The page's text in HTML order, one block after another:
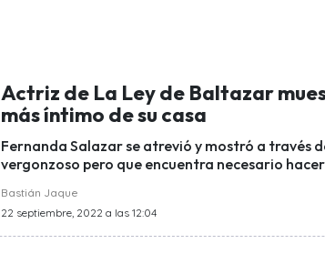
Actriz de La Ley de Baltazar
más íntimo de su casa
Fernanda Salazar se atrevió y mostró a través
vergonzoso pero que encuentra necesario
Bastián Jaque
22 septiembre, 2022 a las 12:04